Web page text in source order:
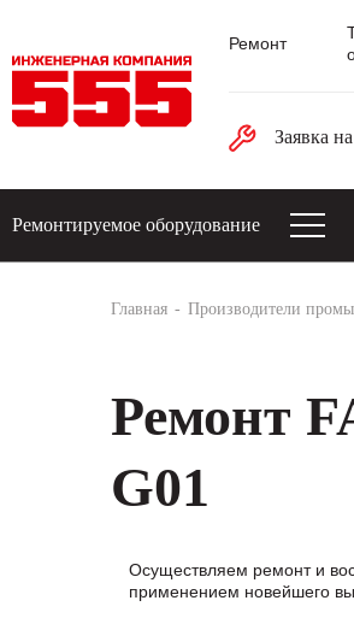
Ремонт
Заявка
Ремонтируемое оборудование
Главная Производители
Ремонт
G01
Осуществляем ремонт и
применением новейшего